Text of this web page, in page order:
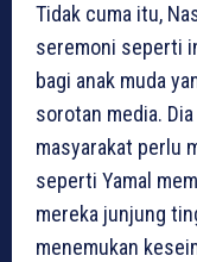
Tidak cuma itu,
seremoni seperti
bagi anak muda
sorotan media.
masyarakat perlu
seperti Yamal
mereka junjung
menemukan